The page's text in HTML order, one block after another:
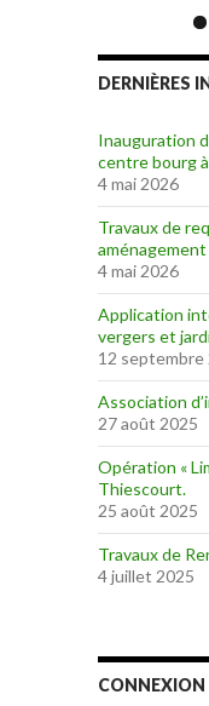
DERNIÈRES
Inauguration
centre bourg
4 mai 2026
Travaux de
4 mai 2026
Application
vergers et
12 septembre
Association
27 août 2025
Opération «
Thiescourt.
25 août 2025
Travaux de
4 juillet 2025
CONNEXION